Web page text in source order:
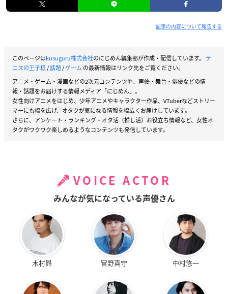
記事の内容について報告する
このページはkusuguru株式会社のにじめん編集部が作成・配信しています。 テ
ニスの王子様/話題/ゲーム の最新情報はリンク先をご覧ください。
アニメ・ゲーム・漫画などの2次元コンテンツや、声優・舞台・俳優などの情
報・話題をお届けする情報メディア「にじめん」。
女性向けアニメをはじめ、少年アニメやキャラクター作品、VTuberなどストリー
マーにも幅を広げ、オタクが気になる情報を幅広くお届けしています。
さらに、アンケート・ランキング・オタ活（推し活）お役立ち情報など、女性オ
タクがワクワク楽しめるようなコンテンツも発信しています。
VOICE ACTOR
みんなが気になっている声優さん
木村昴 宮野真守 中村悠一